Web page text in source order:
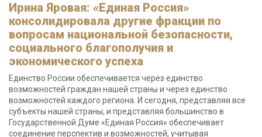
Ирина Яровая: «Единая Россия»
консолидировала другие фракции по
вопросам национальной безопасности,
социального благополучия и
экономического успеха
Единство России обеспечивается через единство
возможностей граждан нашей страны и через единство
возможностей каждого региона. И сегодня, представляя все
субъекты нашей страны, и представляя большинство в
Государственной Думе «Единая Россия» обеспечивает
соединение перспектив и возможностей, учитывая